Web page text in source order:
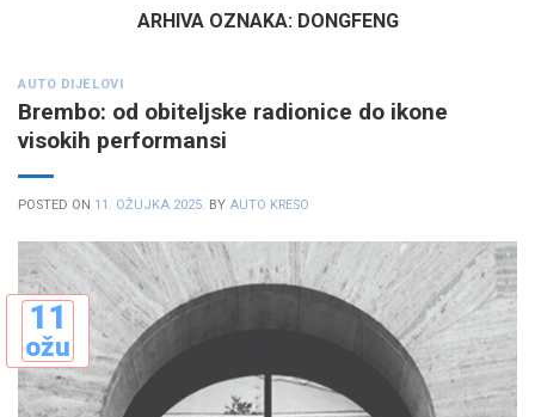
ARHIVA OZNAKA: DONGFENG
AUTO DIJELOVI
Brembo: od obiteljske radionice do ikone
visokih performansi
POSTED ON 11. OŽUJKA 2025. BY AUTO KRESO
11
ožu